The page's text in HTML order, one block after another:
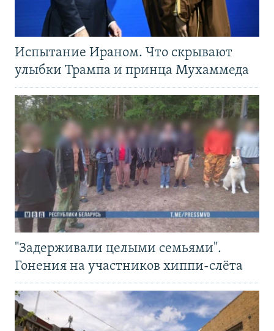
Испытание Ираном. Что скрывают
улыбки Трампа и принца Мухаммеда
"Задерживали целыми семьями".
Гонения на участников хиппи-слёта